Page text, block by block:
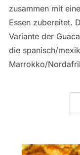
zusammen mit
Essen zubereitet.
Variante der
die spanisch/
Marrokko/